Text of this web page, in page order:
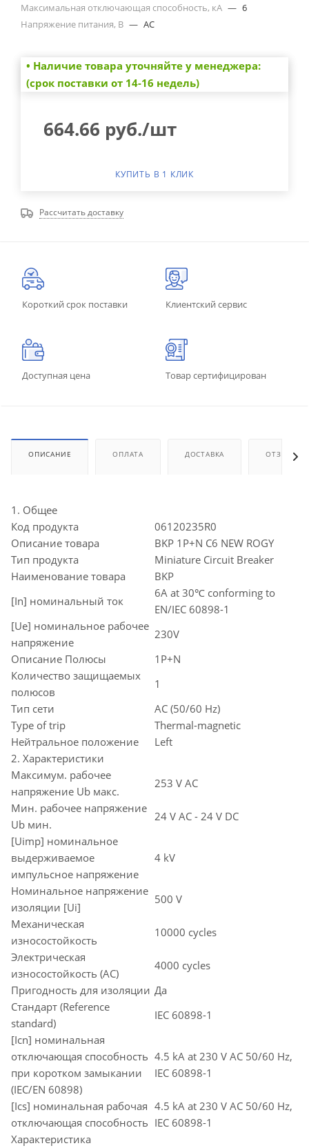
Максимальная отключающая способность, кА — 6
Напряжение питания, В — AC
• Наличие товара уточняйте у менеджера:
(срок поставки от 14-16 недель)
664.66 руб./шт
КУПИТЬ В 1 КЛИК
Рассчитать доставку
Короткий срок поставки Клиентский сервис
Доступная цена Товар сертифицирован
ОПИСАНИЕ ОПЛАТА ДОСТАВКА ОТЗЫВЫ
1. Общее
Код продукта
06120235R0
Описание товара
BKP 1P+N C6 NEW ROGY
Тип продукта
Miniature Circuit Breaker
Наименование товара
BKP
[In] номинальный ток
6A at 30℃ conforming to
EN/IEC 60898-1
[Ue] номинальное рабочее
напряжение
230V
Описание Полюсы
1P+N
Количество защищаемых
полюсов
1
Тип сети
AC (50/60 Hz)
Type of trip
Thermal-magnetic
Нейтральное положение
Left
2. Характеристики
Максимум. рабочее
напряжение Ub макс.
253 V AC
Мин. рабочее напряжение
Ub мин.
24 V AC - 24 V DC
[Uimp] номинальное
выдерживаемое
импульсное напряжение
4 kV
Номинальное напряжение
изоляции [Ui]
500 V
Механическая
износостойкость
10000 cycles
Электрическая
износостойкость (AC)
4000 cycles
Пригодность для изоляции Да
Стандарт (Reference
standard)
IEC 60898-1
[Icn] номинальная
отключающая способность
при коротком замыкании
(IEC/EN 60898)
4.5 kA at 230 V AC 50/60 Hz,
IEC 60898-1
[Ics] номинальная рабочая
отключающая способность
4.5 kA at 230 V AC 50/60 Hz,
IEC 60898-1
Характеристика